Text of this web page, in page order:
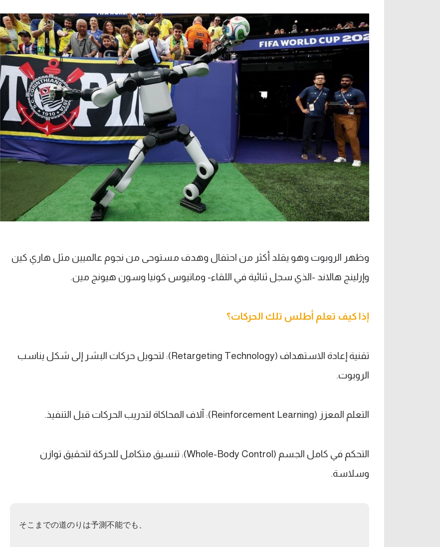
وظهر الروبوت وهو يقلد أكثر من احتفال وهدف مستوحى من نجوم عالميين مثل هاري كين
وإرلينج هالاند -الذي سجل ثنائية في اللقاء- وماتيوس كونيا وسون هيونج مين.
إذا كيف تعلم أطلس تلك الحركات؟
تقنية إعادة الاستهداف (Retargeting Technology): لتحويل حركات البشر إلى شكل يناسب
الروبوت.
التعلم المعزز (Reinforcement Learning): آلاف المحاكاة لتدريب الحركات قبل التنفيذ.
التحكم في كامل الجسم (Whole-Body Control): تنسيق متكامل للحركة لتحقيق توازن
وسلاسة.
そこまでの道のりは予測不能でも、